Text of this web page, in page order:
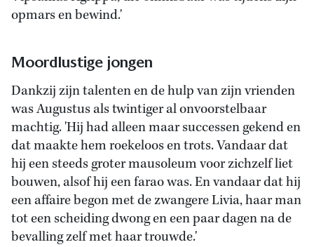
opmars en bewind.'
Moordlustige jongen
Dankzij zijn talenten en de hulp van zijn vrienden
was Augustus als twintiger al onvoorstelbaar
machtig. 'Hij had alleen maar successen gekend en
dat maakte hem roekeloos en trots. Vandaar dat
hij een steeds groter mausoleum voor zichzelf liet
bouwen, alsof hij een farao was. En vandaar dat hij
een affaire begon met de zwangere Livia, haar man
tot een scheiding dwong en een paar dagen na de
bevalling zelf met haar trouwde.'